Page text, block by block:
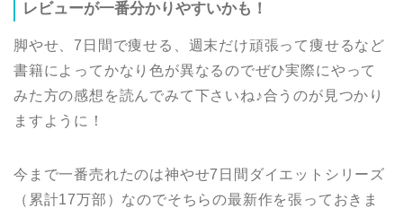
レビューが一番分かりやすいかも！
脚やせ、7日間で痩せる、週末だけ頑張って痩せるなど
書籍によってかなり色が異なるのでぜひ実際にやって
みた方の感想を読んでみて下さいね♪合うのが見つかり
ますように！
今まで一番売れたのは神やせ7日間ダイエットシリーズ
（累計17万部）なのでそちらの最新作を張っておきま